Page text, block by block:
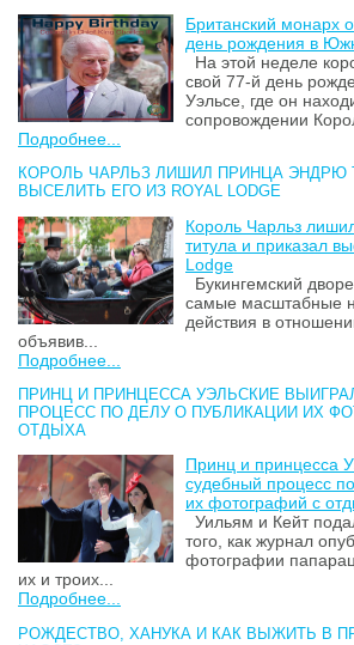
Британский монарх
день рождения в
На этой неделе
свой 77-й день
Уэльсе, где он
сопровождении
Подробнее...
КОРОЛЬ ЧАРЛЬЗ ЛИШИЛ ПРИНЦА ЭНДРЮ
ВЫСЕЛИТЬ ЕГО ИЗ ROYAL LODGE
Король Чарльз
титула и приказал
Lodge
Букингемский
самые масштабные
действия в
объявив...
Подробнее...
ПРИНЦ И ПРИНЦЕССА УЭЛЬСКИЕ
ПРОЦЕСС ПО ДЕЛУ О ПУБЛИКАЦИИ ИХ
ОТДЫХА
Принц и принцесса
судебный процесс
их фотографий с
Уильям и Кейт
того, как журнал
фотографии
их и троих...
Подробнее...
РОЖДЕСТВО, ХАНУКА И КАК ВЫЖИТЬ В